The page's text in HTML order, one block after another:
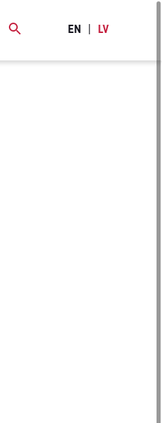
EN LV